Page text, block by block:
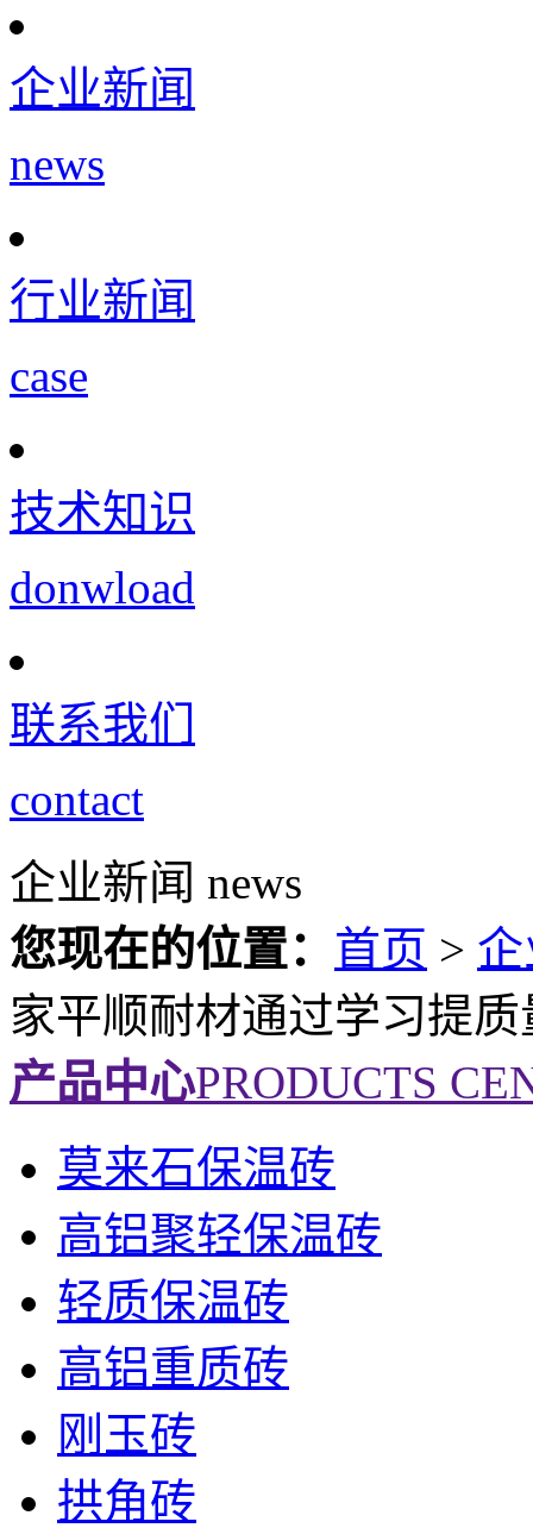
企业新闻
news
行业新闻
case
技术知识
donwload
联系我们
contact
企业新闻 news
您现在的位置： 首页 >
家平顺耐材通过学习提
产品中心PRODUCTS
莫来石保温砖
高铝聚轻保温砖
轻质保温砖
高铝重质砖
刚玉砖
拱角砖